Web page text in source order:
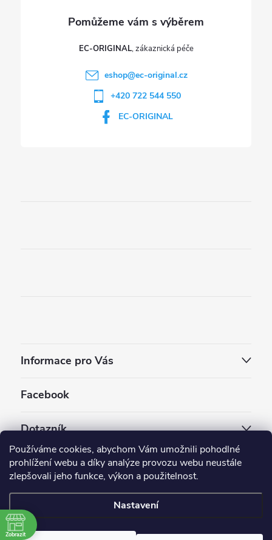
Používáme cookies, abychom Vám umožnili pohodlné
prohlížení webu a díky analýze provozu webu neustále
zlepšovali jeho funkce, výkon a použitelnost.
Nastavení
EC-ORIGINAL
eshop@ec-original.cz
+420 722 544 550
EC-ORIGINAL
Informace pro Vás
Facebook
Dotazník
Jaký styl vapování vám vyhovuje ?
Copyright 2026
Upravit nastavení cookies
Zobrazit